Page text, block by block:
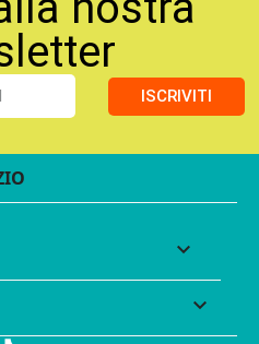
ISCRIVITI

